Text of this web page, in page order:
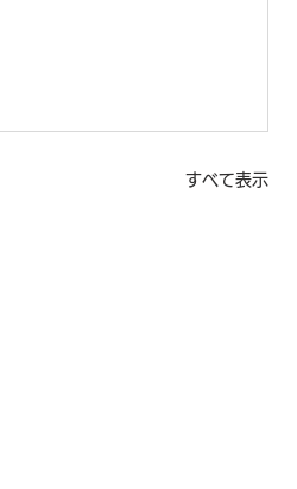
すべて表示